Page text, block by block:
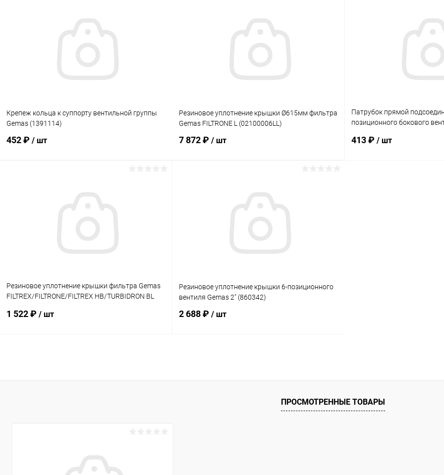
Крепеж кольца к суппорту вентильной группы
Gemas (1391114)
452 ₽ / шт
Резиновое уплотнение крышки Ø615мм фильтра
Gemas FILTRONE L (02100006LL)
7 872 ₽ / шт
Патрубок прямой
позиционного бокового
413 ₽ / шт
Резиновое уплотнение крышки фильтра Gemas
FILTREX/FILTRONE/FILTREX HB/TURBIDRON BL
1 522 ₽ / шт
В избранное
Резиновое уплотнение крышки 6-позиционного
вентиля Gemas 2" (860342)
2 688 ₽ / шт
В избранное
В наличии
ПРОСМОТРЕННЫЕ ТОВАРЫ